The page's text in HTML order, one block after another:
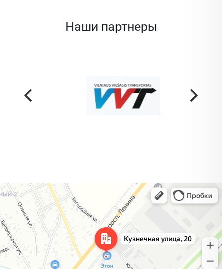
Наши партнеры
Жодино
Кузнечная улица, 20 — Яндекс Карты